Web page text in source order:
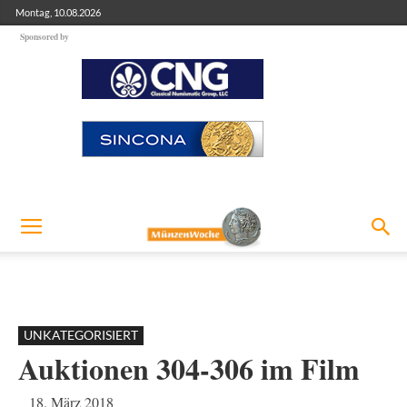
Montag, 10.08.2026
Sponsored by
UNKATEGORISIERT
Auktionen 304-306 im Film
18. März 2018